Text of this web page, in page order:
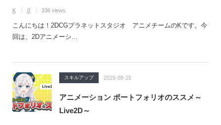
K 0 336 views
こんにちは！2DCGプラネットスタジオ アニメチームのKです。今
回は、2Dアニメーシ…
スキルアップ 2025-08-25
アニメーション ポートフォリオのススメ～
Live2D～